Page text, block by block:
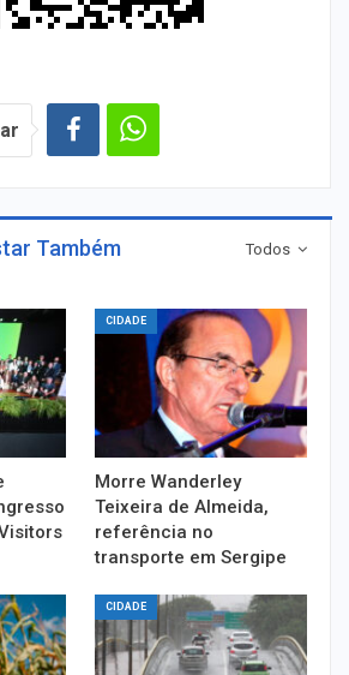
Todos
Também
CIDADE
Morre Wanderley
Teixeira de Almeida,
referência no
transporte em Sergipe
CIDADE